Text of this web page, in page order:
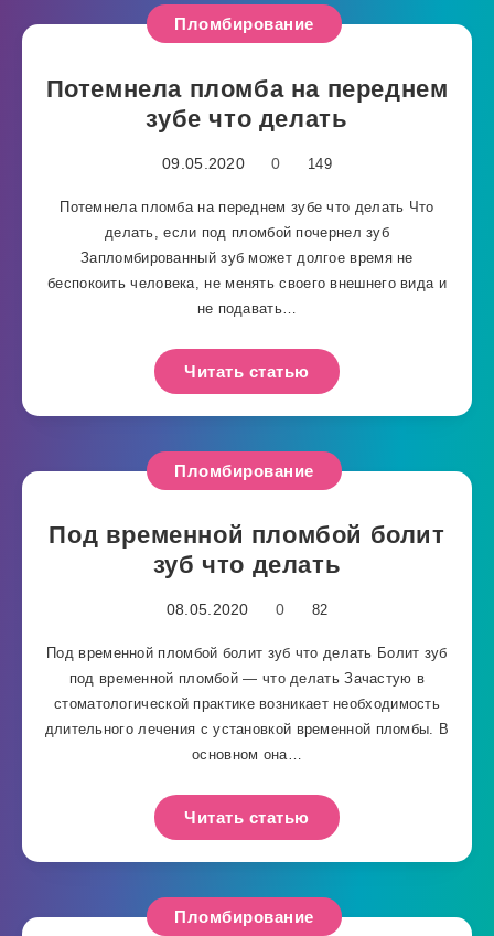
Пломбирование
Потемнела пломба на переднем
зубе что делать
09.05.2020 0 149
Потемнела пломба на переднем зубе что делать Что
делать, если под пломбой почернел зуб
Запломбированный зуб может долгое время не
беспокоить человека, не менять своего внешнего вида и
не подавать…
Читать статью
Пломбирование
Под временной пломбой болит
зуб что делать
08.05.2020 0 82
Под временной пломбой болит зуб что делать Болит зуб
под временной пломбой — что делать Зачастую в
стоматологической практике возникает необходимость
длительного лечения с установкой временной пломбы. В
основном она…
Читать статью
Пломбирование